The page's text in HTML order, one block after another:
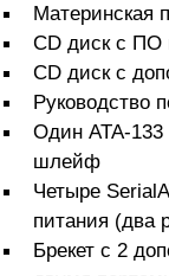
Материнская
CD диск с ПО
CD диск с
Руководство
Один ATA-
шлейф
Четыре
питания (два
Брекет c 2